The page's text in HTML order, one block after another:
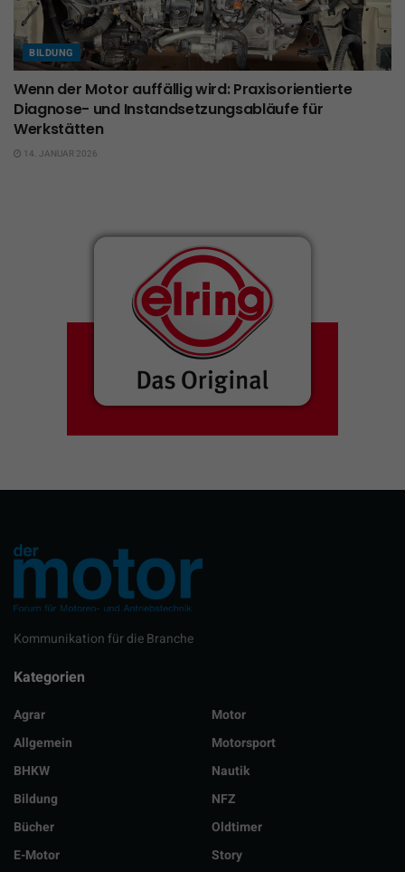
BILDUNG
Wenn der Motor auffällig wird: Praxisorientierte
Diagnose- und Instandsetzungsabläufe für
Werkstätten
14. JANUAR 2026
Kommunikation für die Branche
Kategorien
Agrar
Allgemein
BHKW
Bildung
Bücher
E-Motor
Motor
Motorsport
Nautik
NFZ
Oldtimer
Story